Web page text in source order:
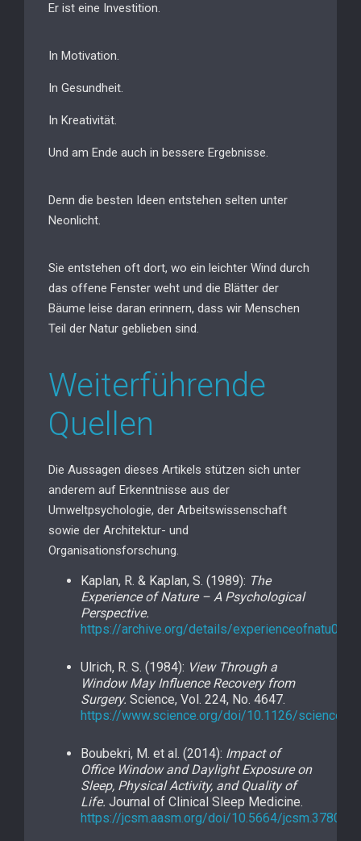
Er ist eine Investition.
In Motivation.
In Gesundheit.
In Kreativität.
Und am Ende auch in bessere Ergebnisse.
Denn die besten Ideen entstehen selten unter
Neonlicht.
Sie entstehen oft dort, wo ein leichter Wind durch
das offene Fenster weht und die Blätter der
Bäume leise daran erinnern, dass wir Menschen
Teil der Natur geblieben sind.
Weiterführende
Quellen
Die Aussagen dieses Artikels stützen sich unter
anderem auf Erkenntnisse aus der
Umweltpsychologie, der Arbeitswissenschaft
sowie der Architektur- und
Organisationsforschung.
Kaplan, R. & Kaplan, S. (1989): The
Experience of Nature – A Psychological
Perspective.
https://archive.org/details/
Ulrich, R. S. (1984): View Through a
Window May Influence Recovery from
Surgery. Science, Vol. 224, No. 4647.
https://www.science.org/doi/10.1126/
Boubekri, M. et al. (2014): Impact of
Office Window and Daylight Exposure on
Sleep, Physical Activity, and Quality of
Life. Journal of Clinical Sleep Medicine.
https://jcsm.aasm.org/doi/10.5664/jcsm.3780